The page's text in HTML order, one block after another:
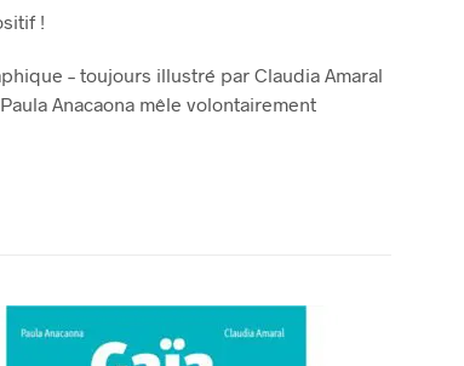
!
– toujours illustré par Claudia Amaral
Anacaona mêle volontairement